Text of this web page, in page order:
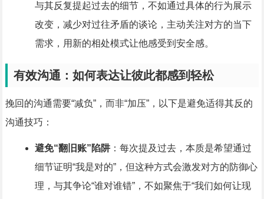
与其反复提起过去的细节，不如通过具体的行为展示
改变，减少对过往矛盾的谈论，主动关注对方的当下
需求，用新的相处模式让他感受到安全感。
有效沟通：如何表达让彼此都感到轻松
挽回的沟通需要“减负”，而非“加压”，以下是避免适得其反的
沟通技巧：
避免“翻旧账”陷阱：每次提及过去，本质是希望通过
细节证明“我是对的”，但这种方式会激发对方的防御心
理，与其争论“谁对谁错”，不如聚焦于“我们如何让现